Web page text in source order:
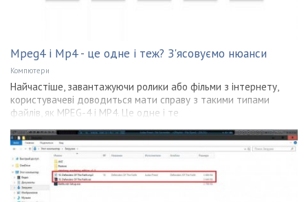
Mpeg4 і Mp4 - це одне і теж? З'ясовуємо нюанси
Компютери
Найчастіше, завантажуючи ролики або фільми з інтернету,
користувачеві доводиться мати справу з такими типами
файлів, як MPEG-4 і MP4. Це одне і те